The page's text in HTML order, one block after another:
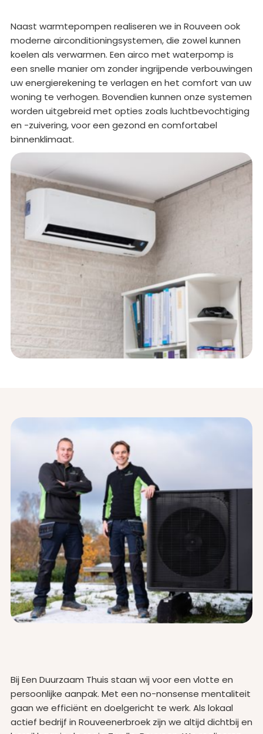
Naast warmtepompen realiseren we in Rouveen ook
moderne airconditioningsystemen, die zowel kunnen
koelen als verwarmen. Een airco met waterpomp is
een snelle manier om zonder ingrijpende verbouwingen
uw energierekening te verlagen en het comfort van uw
woning te verhogen. Bovendien kunnen onze systemen
worden uitgebreid met opties zoals luchtbevochtiging
en -zuivering, voor een gezond en comfortabel
binnenklimaat.
Bij Een Duurzaam Thuis staan wij voor een vlotte en
persoonlijke aanpak. Met een no-nonsense mentaliteit
gaan we efficiënt en doelgericht te werk. Als lokaal
actief bedrijf in Rouveenerbroek zijn we altijd dichtbij en